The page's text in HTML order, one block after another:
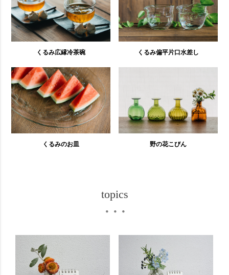
くるみ広縁冷茶碗 くるみ偏平片口水差し
くるみのお皿 野の花こびん
topics
・・・